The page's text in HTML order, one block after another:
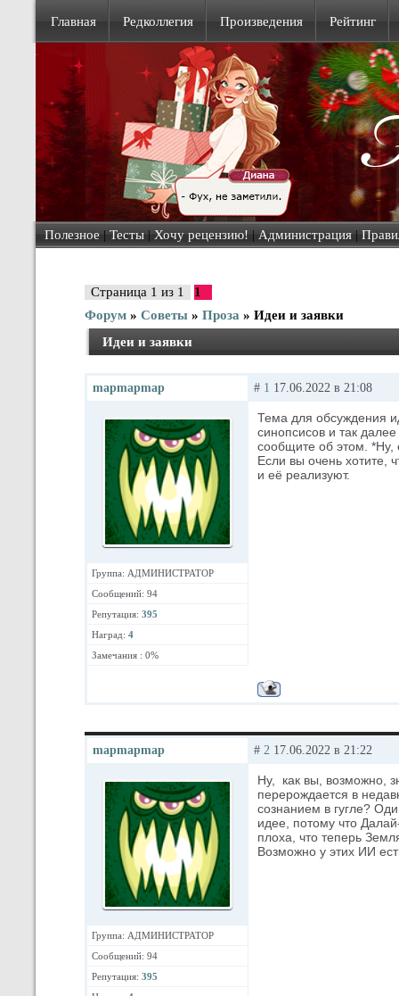
Главная Редколлегия Произведения Рейтинг
Полезное | Тесты | Хочу рецензию! | Администрация |
Страница 1 из 1
1
Форум » Советы » Проза » Идеи и заявки
Идеи и заявки
mapmapmap
Группа: АДМИНИСТРАТОР
Сообщений: 94
Репутация: 395
Наград: 4
Замечания : 0%
# 1 17.06.2022 в 21:08
Тема для обсуждения
синопсисов и так
сообщите об этом. *Ну,
Если вы очень хотите,
и её реализуют.
mapmapmap
Группа: АДМИНИСТРАТОР
Сообщений: 94
Репутация: 395
# 2 17.06.2022 в 21:22
Ну, как вы, возможно,
перерождается в
сознанием в гугле?
идее, потому что
плоха, что теперь
Возможно у этих ИИ